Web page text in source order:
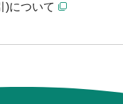
)について